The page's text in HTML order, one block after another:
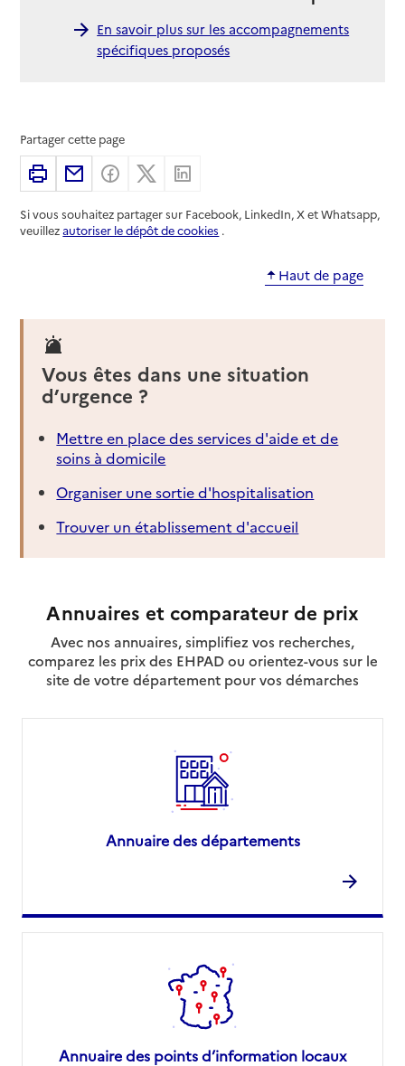
En savoir plus sur les accompagnements
spécifiques proposés
Partager cette page
ImprimerPartager par email
Partager sur Facebook
Partager sur X
Si vous souhaitez partager sur Facebook, LinkedIn, X et Whatsapp,
veuillezautoriser le dépôt de cookies .
Haut de page
Vous êtes dans une situation
d’urgence ?
Mettre en place des services d'aide et de
soins à domicile
Organiser une sortie d'hospitalisation
Trouver un établissement d'accueil
Annuaires et comparateur de prix
Avec nos annuaires, simplifiez vos recherches,
comparez les prix des EHPAD ou orientez-vous sur le
site de votre département pour vos démarches
Annuaire des départements
Annuaire des points d’information locaux